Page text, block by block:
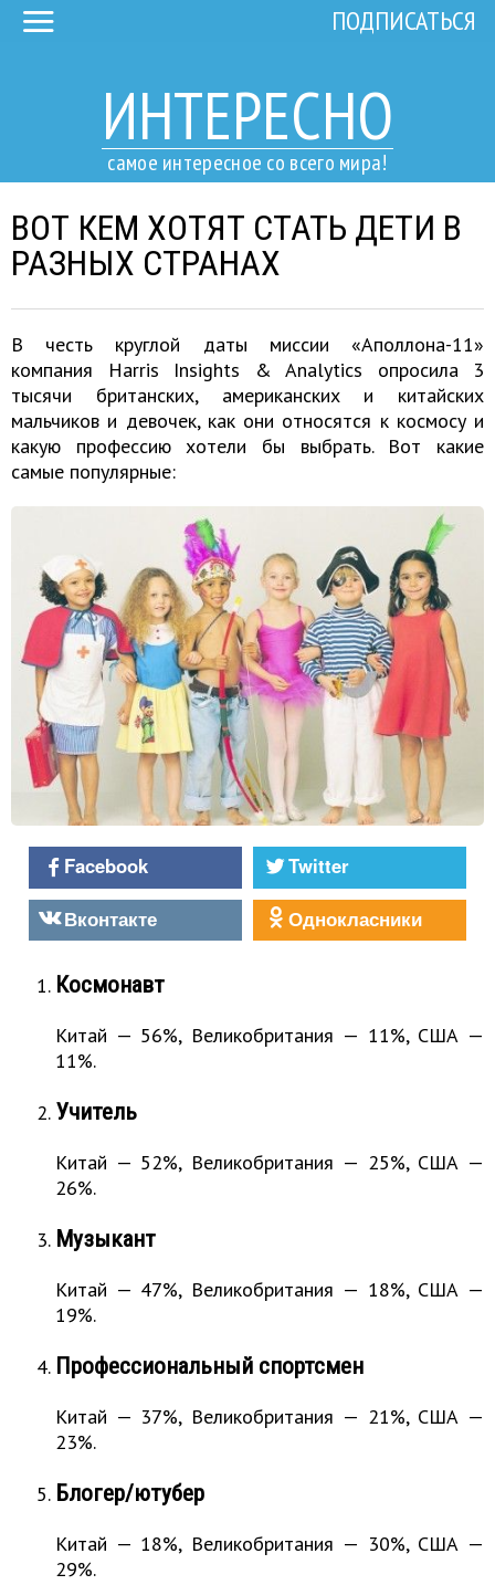
ИНТЕРЕСНО
самое интересное со всего мира!
ПОДПИСАТЬСЯ
ВОТ КЕМ ХОТЯТ СТАТЬ ДЕТИ В
РАЗНЫХ СТРАНАХ
В честь круглой даты миссии «Аполлона-11»
компания Harris Insights & Analytics опросила 3
тысячи британских, американских и китайских
мальчиков и девочек, как они относятся к космосу и
какую профессию хотели бы выбрать. Вот какие
самые популярные:
Facebook
Twitter
Вконтакте
Однокласники
Космонавт
Китай — 56%, Великобритания — 11%, США —
11%.
Учитель
Китай — 52%, Великобритания — 25%, США —
26%.
Музыкант
Китай — 47%, Великобритания — 18%, США —
19%.
Профессиональный спортсмен
Китай — 37%, Великобритания — 21%, США —
23%.
Блогер/ютубер
Китай — 18%, Великобритания — 30%, США —
29%.